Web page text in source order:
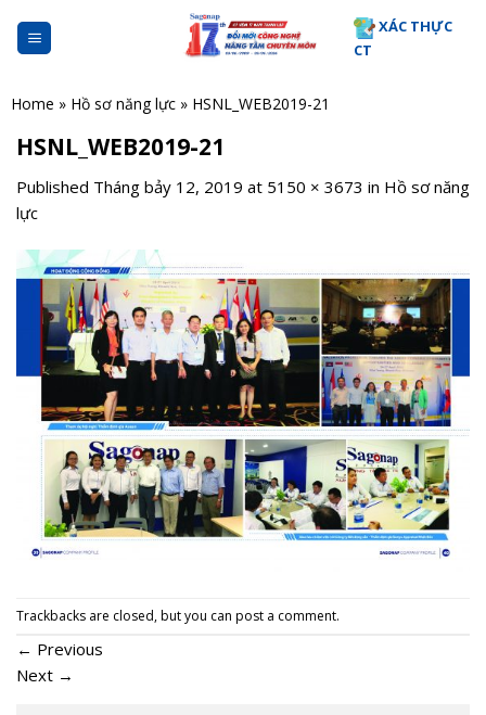
XÁC THỰC
CT
Home » Hồ sơ năng lực» HSNL_WEB2019-21
HSNL_WEB2019-21
Published Tháng bảy 12, 2019 at 5150 × 3673 in Hồ sơ năng
lực
Trackbacks are closed, but you can post a comment.
← Previous
Next →